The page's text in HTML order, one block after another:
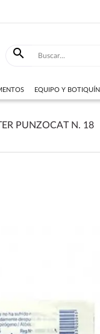

EQUIPO Y BOTIQUÍN
PUNZOCAT N. 18